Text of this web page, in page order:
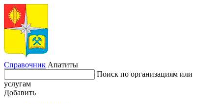
Справочник Апатиты
Поиск по организациям или
услугам
Добавить